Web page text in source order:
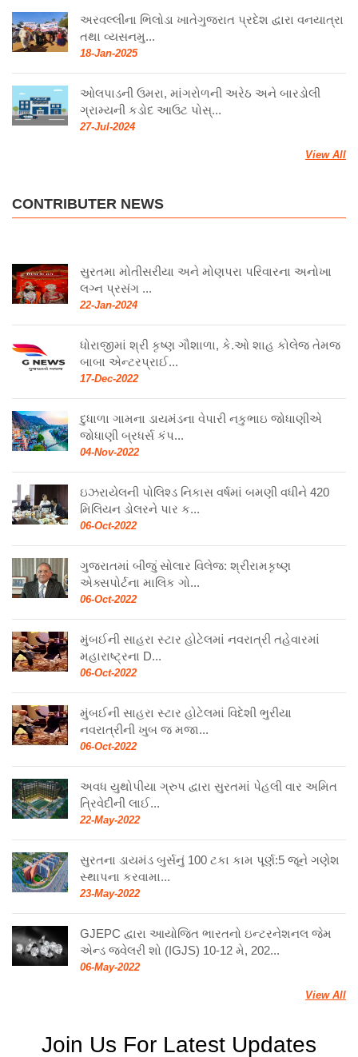
અરવલ્લીના ભિલોડા ખાતેગુજરાત પ્રદેશ દ્વારા વનયાત્રા
તથા વ્યસનમુ...
18-Jan-2025
ઓલપાડની ઉમરા, માંગરોળની અરેઠ અને બારડોલી
ગ્રામ્યની કડોદ આઉટ પોસ્...
27-Jul-2024
View All
CONTRIBUTER NEWS
સુરતમા મોતીસરીયા અને મોણપરા પરિવારના અનોખા
લગ્ન પ્રસંગ ...
22-Jan-2024
ધોરાજીમાં શ્રી કૃષ્ણ ગૌશાળા, કે.ઓ શાહ કોલેજ તેમજ
બાબા એન્ટરપ્રાઈ...
17-Dec-2022
દુધાળા ગામના ડાયમંડના વેપારી નકુભાઇ જોધાણીએ
જોધાણી બ્રધર્સ કંપ...
04-Nov-2022
ઇઝરાયેલની પોલિશ્ડ નિકાસ વર્ષમાં બમણી વધીને 420
મિલિયન ડોલરને પાર ક...
06-Oct-2022
ગુજરાતમાં બીજું સોલાર વિલેજ: શ્રીરામકૃષ્ણ
એક્સપોર્ટના માલિક ગો...
06-Oct-2022
મુંબઈની સાહરા સ્ટાર હોટેલમાં નવરાત્રી તહેવારમાં
મહારાષ્ટ્રના D...
06-Oct-2022
મુંબઈની સાહરા સ્ટાર હોટેલમાં વિદેશી ભુરીયા
નવરાત્રીની ખુબ જ મજા...
06-Oct-2022
અવધ યુથોપીયા ગ્રુપ દ્વારા સુરતમાં પેહલી વાર અમિત
ત્રિવેદીની લાઈ...
22-May-2022
સુરતના ડાયમંડ બુર્સનું 100 ટકા કામ પૂર્ણ:5 જૂને ગણેશ
સ્થાપના કરવામા...
23-May-2022
GJEPC દ્વારા આયોજિત ભારતનો ઇન્ટરનેશનલ જેમ
એન્ડ જ્વેલરી શો (IGJS) 10-12 મે, 202...
06-May-2022
View All
Join Us For Latest Updates